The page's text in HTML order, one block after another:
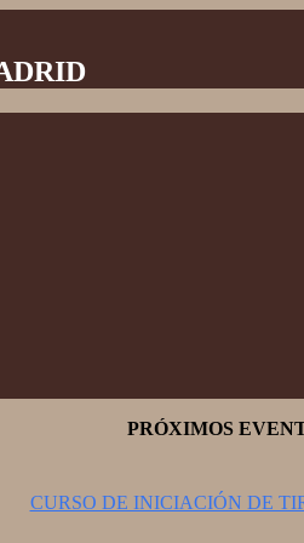
PRÓXIMOS
CURSO DE INICIACIÓN DE